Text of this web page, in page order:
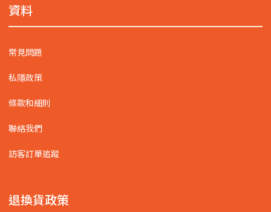
資料
常見問題
私隱政策
條款和細則
聯絡我們
訪客訂單追蹤
退換貨政策